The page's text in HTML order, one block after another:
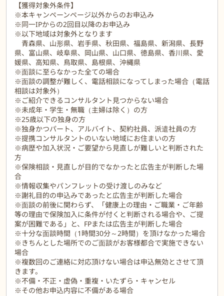
【獲得対象外条件】
※本キャンペーンページ以外からのお申込み
※同一IPからの2回目以降のお申込み
※以下地域は対象外となります
青森県、山形県、岩手県、秋田県、福島県、新潟県、長野
県、富山県、岐阜県、岡山県、山口県、徳島県、香川県、愛
媛県、高知県、鳥取県、島根県、沖縄県
※面談に至らなかった全ての場合
※面談の調整が難しく、電話相談になってしまった場合（電話
相談は対象外）
※ご紹介できるコンサルタント見つからない場合
※未成年・学生・無職（主婦は除く）の方
※25歳以下の独身の方
※独身かつパート、アルバイト、契約社員、派遣社員の方
※提携コンサルタントのいない地域にお住まいの方
※病歴や加入状況・ご要望から見直しが難しいと判断された
方
※保険相談・見直しが目的でなかったと広告主が判断した場
合
※情報収集やパンフレットの受け渡しのみなど
※謝礼目的の申込みであったと広告主が判断した場合
※面談の前後に関わらず、「健康上の理由・ご職業・ご年齢
等の理由で保険加入に条件が付くと判断される場合や、ご提
案が困難である」と、FPまたは広告主が判断した場合
※十分な面談時間（1時間30分～2時間）を頂けなかった場合
※きちんとした場所でのご面談がお客様都合で実施できない
場合
※複数回のご連絡に対応頂けない場合は申込無効とさせて頂
きます。
※不備・不正・虚偽・重複・いたずら・キャンセル
※その他お申込内容に不備がある場合